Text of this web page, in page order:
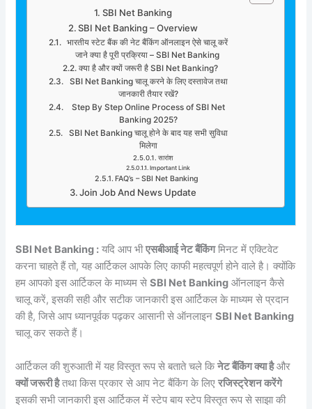
SBI Net Banking
SBI Net Banking – Overview
भारतीय स्टेट बैंक की नेट बैंकिंग ऑनलाइन ऐसे चालू करें
जाने क्या है पूरी प्रक्रिया – SBI Net Banking
क्या है और क्यों जरूरी है SBI Net Banking?
SBI Net Banking चालू करने के लिए दस्तावेज तथा
जानकारी तैयार रखें?
Step By Step Online Process of SBI Net
Banking 2025?
SBI Net Banking चालू होने के बाद यह सभी सुविधा
मिलेगा
सारांश
Important Link
FAQ’s – SBI Net Banking
Join Job And News Update
SBI Net Banking : यदि आप भीएसबीआई नेट बैंकिंगमिनट में एक्टिवेट
करना चाहते हैं तो, यह आर्टिकल आपके लिए काफी महत्वपूर्ण होने वाले है। क्योंकि
हम आपको इस आर्टिकल के माध्यम सेSBI Net Banking ऑनलाइन कैसे
चालू करें, इसकी सही और सटीक जानकारी इस आर्टिकल के माध्यम से प्रदान
की है, जिसे आप ध्यानपूर्वक पढ़कर आसानी से ऑनलाइनSBI Net Banking
चालू कर सकते हैं।
आर्टिकल की शुरुआती में यह विस्तृत रूप से बताते चले किनेट बैंकिंग क्या हैऔर
क्यों जरूरी हैतथा किस प्रकार से आप नेट बैंकिंग के लिएरजिस्ट्रेशन करेंगे
इसकी सभी जानकारी इस आर्टिकल में स्टेप बाय स्टेप विस्तृत रूप से साझा की